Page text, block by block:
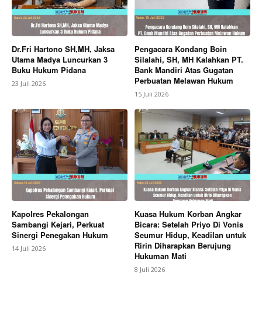
Dr.Fri Hartono SH,MH, Jaksa
Utama Madya Luncurkan 3
Buku Hukum Pidana
23 Juli 2026
Pengacara Kondang Boin
Silalahi, SH, MH Kalahkan PT.
Bank Mandiri Atas Gugatan
Perbuatan Melawan Hukum
15 Juli 2026
Kapolres Pekalongan
Sambangi Kejari, Perkuat
Sinergi Penegakan Hukum
14 Juli 2026
Kuasa Hukum Korban Angkar
Bicara: Setelah Priyo Di Vonis
Seumur Hidup, Keadilan untuk
Ririn Diharapkan Berujung
Hukuman Mati
8 Juli 2026